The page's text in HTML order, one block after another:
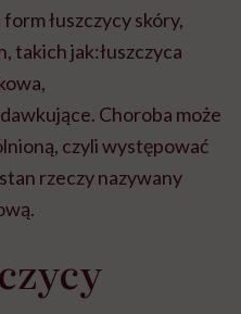
łuszczycy skóry,
takich jak:łuszczyca
Choroba może
czyli występować
rzeczy nazywany